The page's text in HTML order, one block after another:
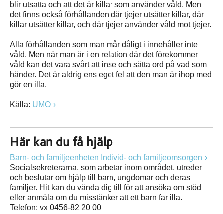
blir utsatta och att det är killar som använder våld. Men
det finns också förhållanden där tjejer utsätter killar, där
killar utsätter killar, och där tjejer använder våld mot tjejer.
Alla förhållanden som man mår dåligt i innehåller inte
våld. Men när man är i en relation där det förekommer
våld kan det vara svårt att inse och sätta ord på vad som
händer. Det är aldrig ens eget fel att den man är ihop med
gör en illa.
Källa: UMO
Här kan du få hjälp
Barn- och familjeenheten Individ- och familjeomsorgen
Socialsekreterarna, som arbetar inom området, utreder
och beslutar om hjälp till barn, ungdomar och deras
familjer. Hit kan du vända dig till för att ansöka om stöd
eller anmäla om du misstänker att ett barn far illa.
Telefon: vx 0456-82 20 00